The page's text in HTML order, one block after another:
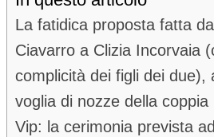
La fatidica proposta fatta
Ciavarro a Clizia Incorvaia
complicità dei figli dei due),
voglia di nozze della
Vip: la cerimonia prevista